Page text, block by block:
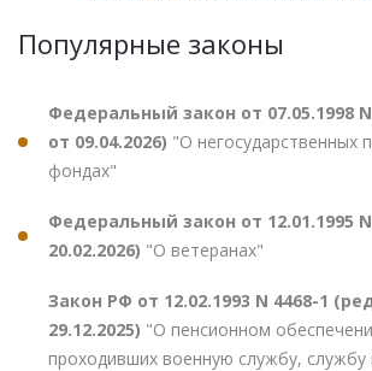
Популярные законы
Федеральный закон от 07.05.1998
от 09.04.2026) "О негосударственных
фондах"
Федеральный закон от 12.01.1995
20.02.2026) "О ветеранах"
Закон РФ от 12.02.1993 N 4468-1
29.12.2025) "О пенсионном
проходивших военную службу, службу